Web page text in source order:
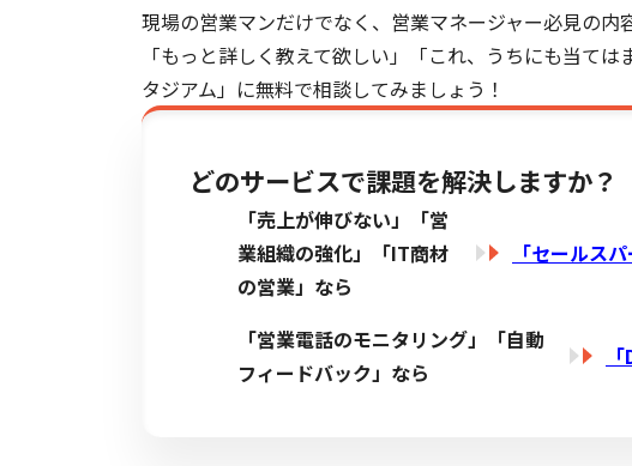
現場の営業マンだけでなく、営業マネージャー必見の内
「もっと詳しく教えて欲しい」「これ、うちにも当て
タジアム」に無料で相談してみましょう！
どのサービスで課題を解決しますか？
「売上が伸びない」「営
業組織の強化」「IT商材
の営業」なら
「セールス
「営業電話のモニタリング」「自動
フィードバック」なら